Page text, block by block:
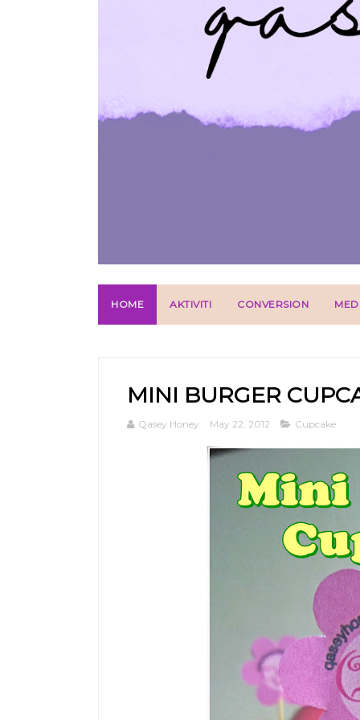
HOME AKTIVITI CONVERSION
MINI BURGER
Qasey Honey May 22, 2012 Cupcake